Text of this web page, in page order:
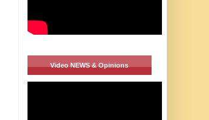
Video NEWS & Opinions